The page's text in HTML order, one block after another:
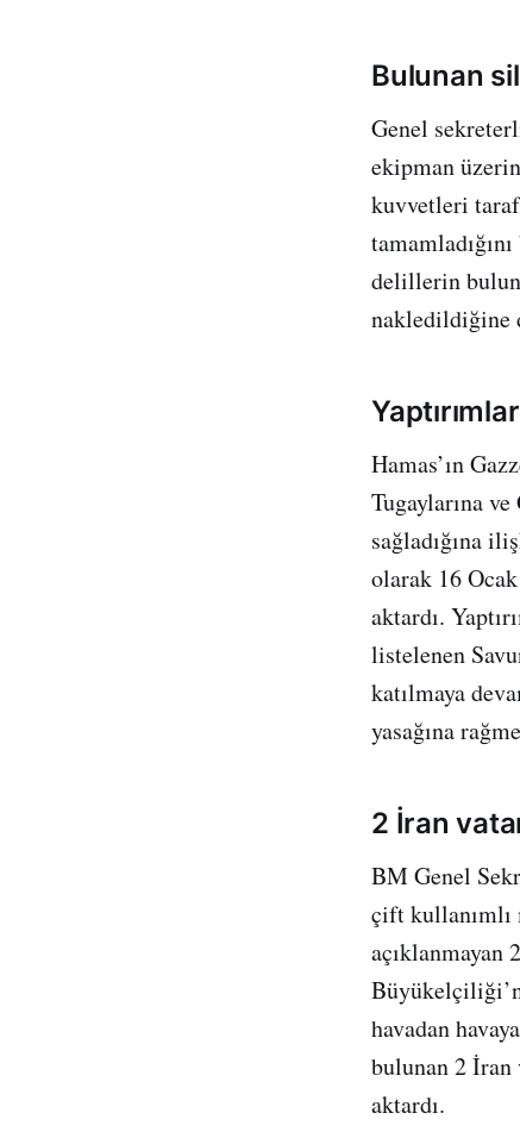
Bulunan
Genel
ekipman
kuvvetleri
delillerin
nakledildiğine
Hamas’ın
Tugaylarına
sağladığına
olarak 16
aktardı.
listelenen
katılmaya
yasağına
2 İran
BM Genel
çift
havadan
bulunan 2
aktardı.